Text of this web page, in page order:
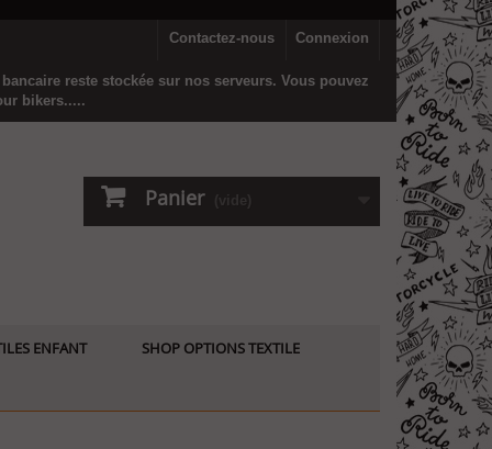
Connexion
Contactez-nous
reste stockée sur nos serveurs. Vous pouvez
bikers.....
Panier (vide)
ENFANT SHOP OPTIONS TEXTILE